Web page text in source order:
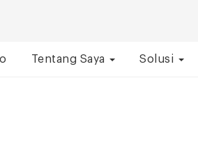
Tentang Saya Solusi